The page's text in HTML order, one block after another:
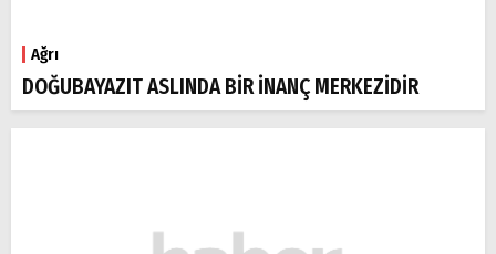
Ağrı
DOĞUBAYAZIT ASLINDA BİR İNANÇ MERKEZİDİR